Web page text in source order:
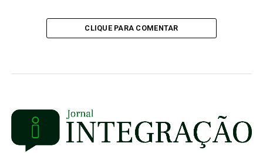
CLIQUE PARA COMENTAR